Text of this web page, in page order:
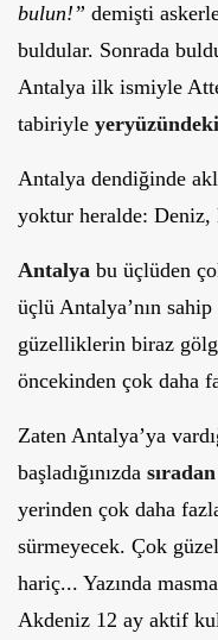
bulun!” demişti
buldular. Sonrada
Antalya ilk ismiyle
tabiriyle
Antalya dendiğinde
yoktur heralde: Deniz,
Antalya bu üçlüden
üçlü Antalya’nın
güzelliklerin biraz
öncekinden çok daha
Zaten Antalya’ya
başladığınızda
yerinden çok daha
sürmeyecek. Çok
hariç... Yazında
Akdeniz 12 ay aktif